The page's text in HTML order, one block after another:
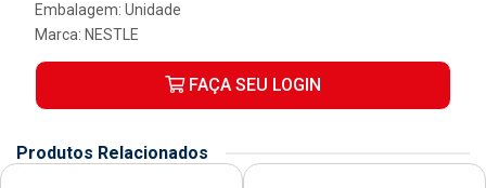
Embalagem: Unidade
Marca: NESTLE
FAÇA SEU LOGIN
Produtos Relacionados